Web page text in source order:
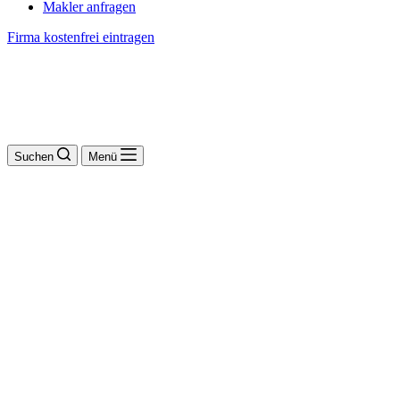
Makler anfragen
Firma kostenfrei eintragen
Suchen Menü